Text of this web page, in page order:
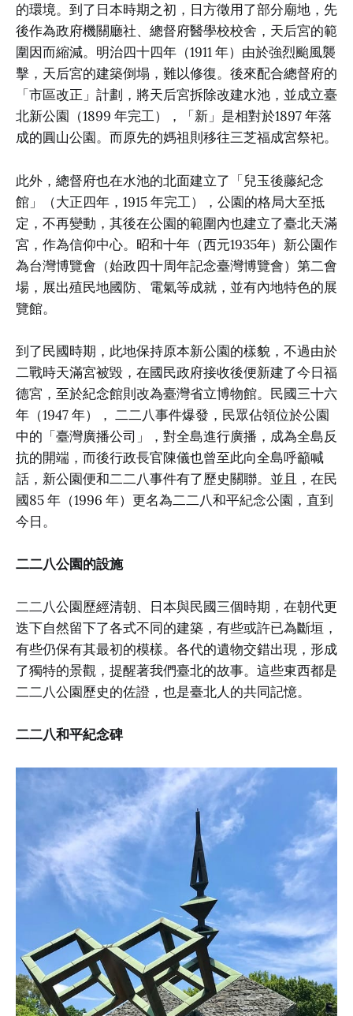
的環境。到了日本時期之初，日方徵用了部分廟地，先
後作為政府機關廳社、總督府醫學校校舍，天后宮的範
圍因而縮減。明治四十四年（1911 年）由於強烈颱風襲
擊，天后宮的建築倒塌，難以修復。後來配合總督府的
「市區改正」計劃，將天后宮拆除改建水池，並成立臺
北新公園（1899 年完工），「新」是相對於1897 年落
成的圓山公園。而原先的媽祖則移往三芝福成宮祭祀。
此外，總督府也在水池的北面建立了「兒玉後藤紀念
館」（大正四年，1915 年完工），公園的格局大至抵
定，不再變動，其後在公園的範圍內也建立了臺北天滿
宮，作為信仰中心。昭和十年（西元1935年）新公園作
為台灣博覽會（始政四十周年記念臺灣博覽會）第二會
場，展出殖民地國防、電氣等成就，並有內地特色的展
覽館。
到了民國時期，此地保持原本新公園的樣貌，不過由於
二戰時天滿宮被毀，在國民政府接收後便新建了今日福
德宮，至於紀念館則改為臺灣省立博物館。民國三十六
年（1947 年）， 二二八事件爆發，民眾佔領位於公園
中的「臺灣廣播公司」，對全島進行廣播，成為全島反
抗的開端，而後行政長官陳儀也曾至此向全島呼籲喊
話，新公園便和二二八事件有了歷史關聯。並且，在民
國85 年（1996 年）更名為二二八和平紀念公園，直到
今日。
二二八公園的設施
二二八公園歷經清朝、日本與民國三個時期，在朝代更
迭下自然留下了各式不同的建築，有些或許已為斷垣，
有些仍保有其最初的模樣。各代的遺物交錯出現，形成
了獨特的景觀，提醒著我們臺北的故事。這些東西都是
二二八公園歷史的佐證，也是臺北人的共同記憶。
二二八和平紀念碑